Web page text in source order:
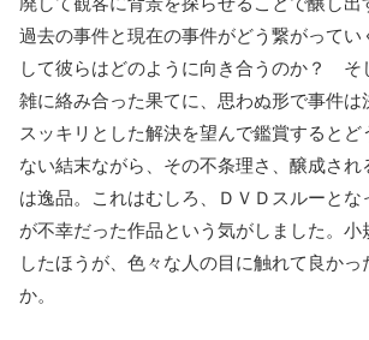
過去の事件と現在の事件がどう繋がってい
して彼らはどのように向き合うのか？ そ
雑に絡み合った果てに、思わぬ形で事件は
スッキリとした解決を望んで鑑賞するとど
ない結末ながら、その不条理さ、醸成され
は逸品。これはむしろ、ＤＶＤスルーとな
が不幸だった作品という気がしました。小
したほうが、色々な人の目に触れて良かっ
か。